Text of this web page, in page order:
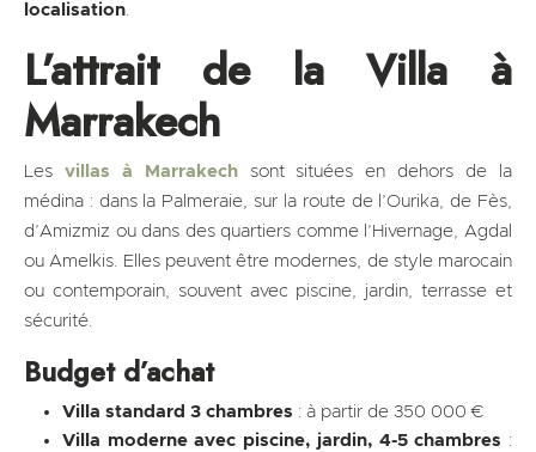
localisation.
L’attrait de la Villa à
Marrakech
Les villas à Marrakechsont situées en dehors de la
médina : dans la Palmeraie, sur la route de l’Ourika, de Fès,
d’Amizmiz ou dans des quartiers comme l’Hivernage, Agdal
ou Amelkis. Elles peuvent être modernes, de style marocain
ou contemporain, souvent avec piscine, jardin, terrasse et
sécurité.
Budget d’achat
Villa standard 3 chambres : à partir de 350 000 €
Villa moderne avec piscine, jardin, 4-5 chambres :